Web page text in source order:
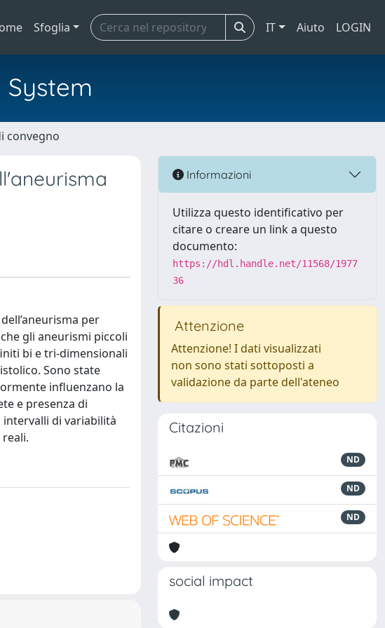
Sfoglia IT Aiuto LOGIN
convegno
per
gli aneurismi piccoli
bi e tri-dimensionali
Sono state
influenzano la
e presenza di
di variabilità
Informazioni
Utilizza questo identificativo per
citare o creare un link a questo
documento:
https://hdl.handle.net/11568/1977
36
Attenzione
Attenzione! I dati visualizzati
non sono stati sottoposti a
validazione da parte dell'ateneo
Citazioni
ND
ND
ND
social impact